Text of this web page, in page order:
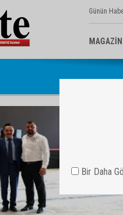
Günün
MAGAZİN
Bir Daha